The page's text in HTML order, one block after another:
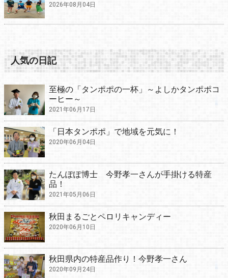
2026年08月04日
人気の日記
至極の「タンポポの一杯」～よしかタンポポコ
ーヒー～
2021年06月17日
「日本タンポポ」で地域を元気に！
2020年06月04日
たんぽぽ博士 今野孝一さんが手掛ける特産
品！
2021年05月06日
秋田まるごとペロリキャンディー
2020年06月10日
秋田県内の特産品作り！今野孝一さん
2020年09月24日